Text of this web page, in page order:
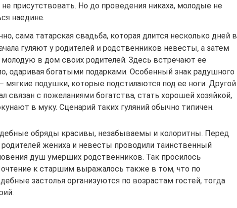
присутствовать. Но до проведения никаха, молодые не
наедине.
сама татарская свадьба, которая длится несколько дней в
гуляют у родителей и родственников невесты, а затем
в дом своих родителей. Здесь встречают ее
одаривая богатыми подарками. Особенный знак радушного
мягкие подушки, которые подстилаются под ее ноги. Другой
связан с пожеланиями богатства, стать хорошей хозяйкой,
в муку. Сценарий таких гуляний обычно типичен.
обряды красивы, незабываемы и колоритны. Перед
жениха и невесты проводили таинственный
душ умерших родственников. Так просилось
к старшим выражалось также в том, что по
застолья организуются по возрастам гостей, тогда